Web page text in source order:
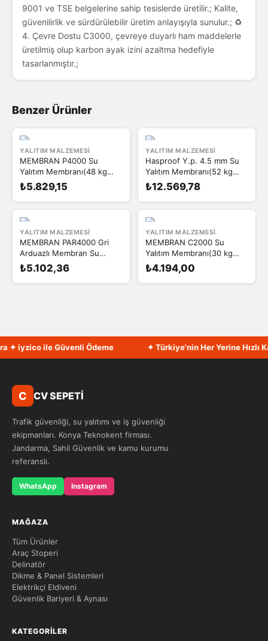
9001 ve TSE belgelerine sahip tesislerde üretilir.; Kalite,
güvenilirlik ve sürdürülebilir üretim anlayışıyla sunulur.; ♻️
4. Çevre Dostu C3000, çevreye duyarlı ham maddelerle
üretilmiş olup karbon ayak izini azaltma hedefiyle
tasarlanmıştır.;
Benzer Ürünler
YALITIM MALZEMESI
MEMBRAN P4000 Su
Yalıtım Membranı(48 kg
10M²)
₺5.829,15
YALITIM MALZEMESI
Hasproof Y.p. 4.5 mm Su
Yalıtım Membranı(52 kg
10M²)
₺12.569,78
YALITIM MALZEMESI
MEMBRAN PAR4000 Gri
Arduazlı Membran Su
Yalıtım Membranı (44KG
10M²) 4 mm
₺5.102,36
YALITIM MALZEMESI
MEMBRAN C2000 Su
Yalıtım Membranı(30 kg
10M²)
₺4.194,00
iyzico ile Güvenli Ödeme ✦ Türkiye'nin Her Yerine Hızlı
C CV SEPETİ
Trafik güvenliği, su yalıtımı ve iş güvenliği
ekipmanları. Konya Teknokent firması.
Jandarma, Sahil Güvenlik ve kamu kurumu
referanslı.
WhatsApp Instagram
MAĞAZA
Tüm Ürünler
Araç Stoperi
Delinatör
Dikme & Panel Sistemleri
Elektrikçi Eldiveni
Güvenlik Bariyeri & Aynası
KATEGORILER